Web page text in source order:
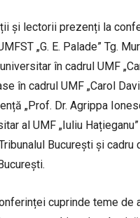
și lectorii prezenți la
„G. E. Palade” Tg.
în cadrul UMF
în cadrul UMF „Carol
„Prof. Dr. Agrippa
al UMF „Iuliu
București și
cuprinde teme de